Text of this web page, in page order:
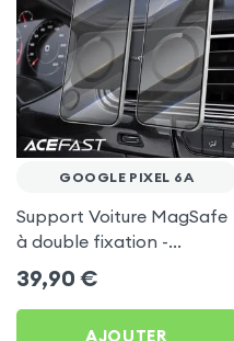
GOOGLE PIXEL 6A
Support Voiture MagSafe
à double fixation -
Acefast pour Google Pixel
6a
39,90 €
AJOUTER